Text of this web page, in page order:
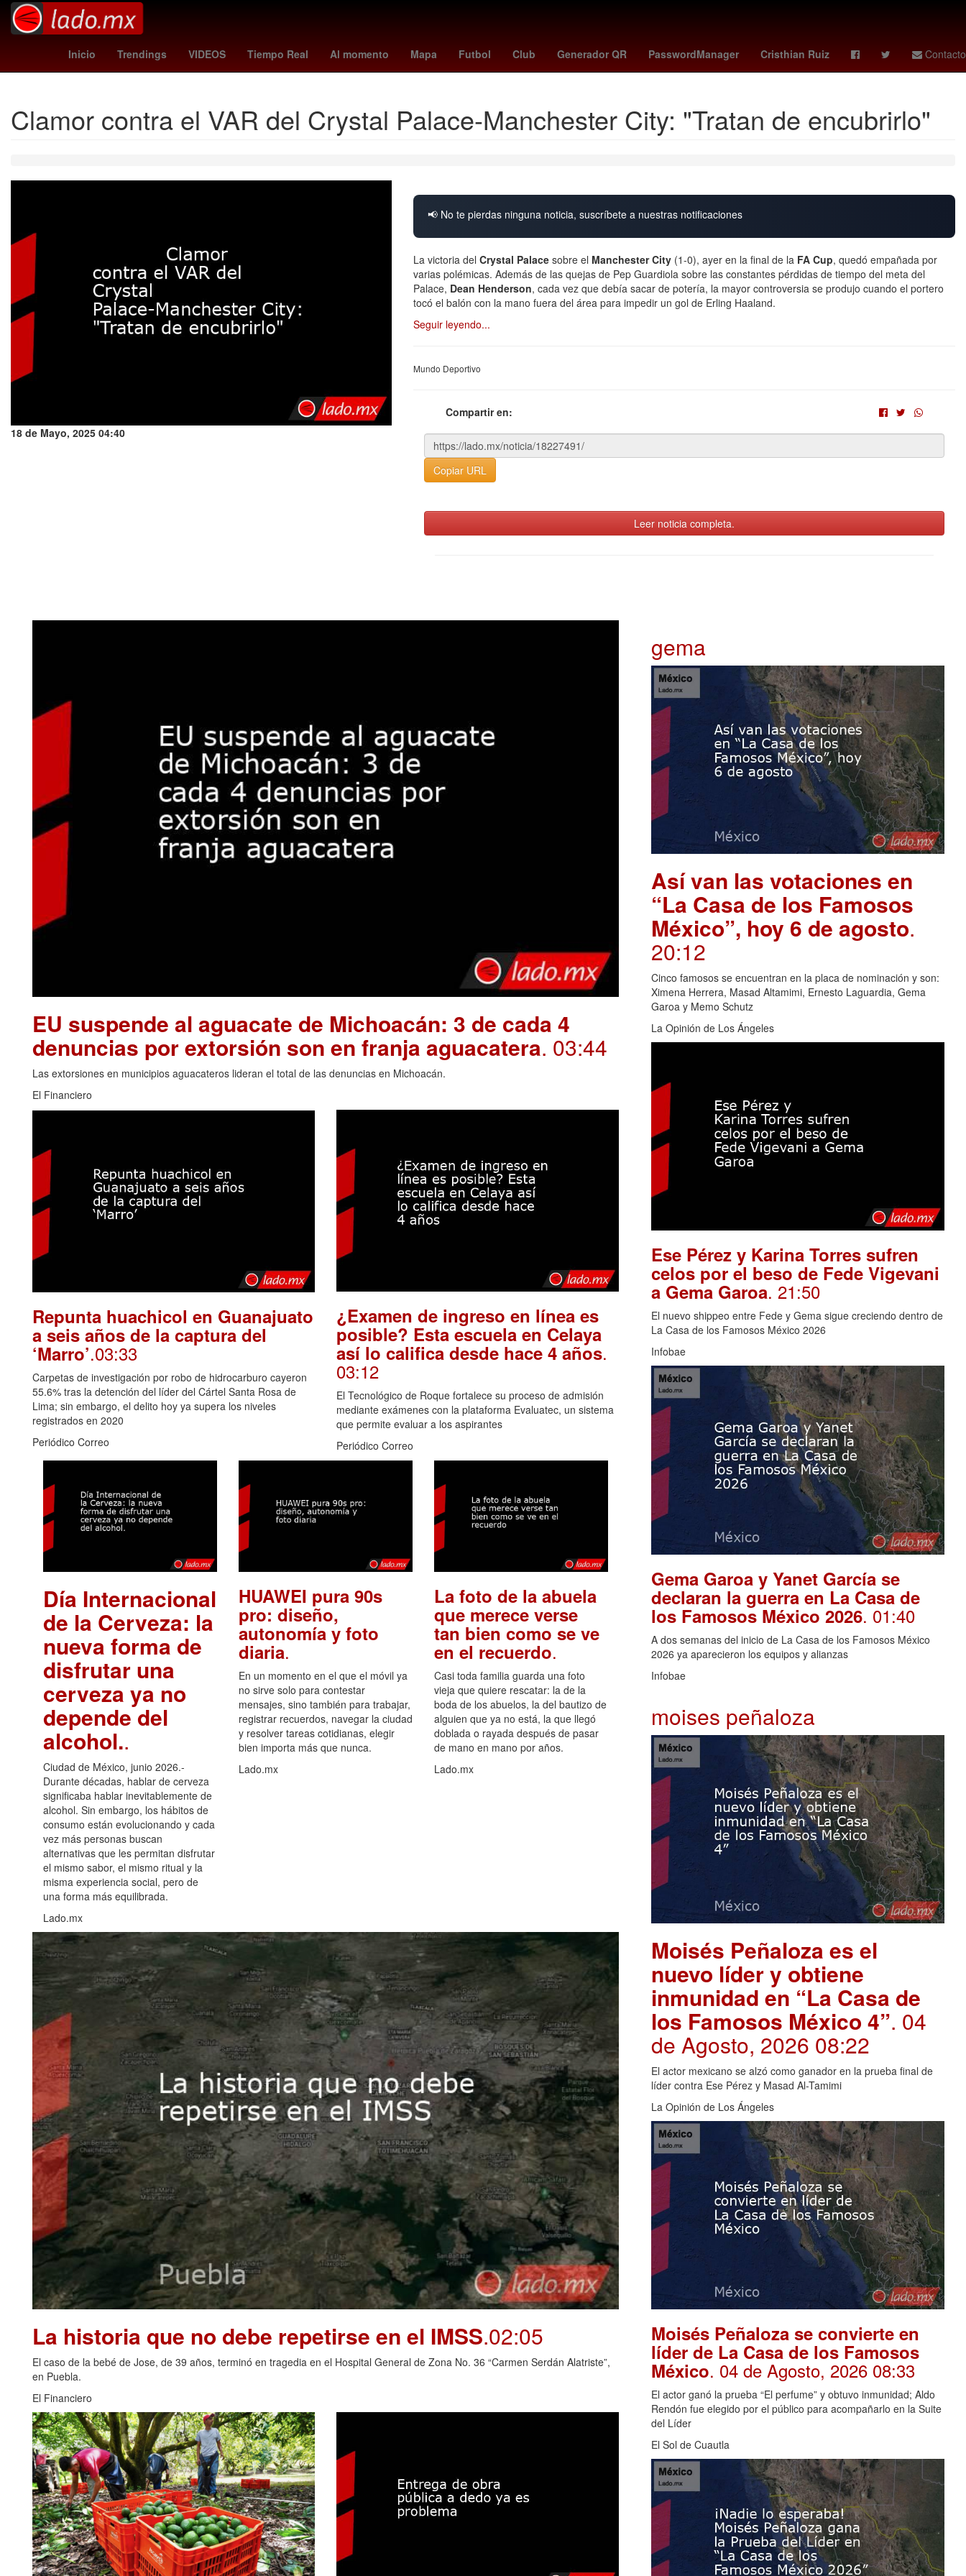
Inicio Trendings VIDEOS Tiempo Real Al momento Mapa Futbol Club Generador QR PasswordManager Cristhian Ruiz Contacto
Santa Catarina alito moreno Marisol González Banda El Recodo Fuegos artificiales Argentina jesús maría tarriba frankenstein memes grito de independencia clima en hermosillo
Clamor contra el VAR del Crystal Palace-Manchester City: "Tratan de encubrirlo"
18 de Mayo, 2025 04:40
📢 No te pierdas ninguna noticia, suscríbete a nuestras notificaciones
La victoria del Crystal Palace sobre el Manchester City (1-0), ayer en la final de la FA Cup, quedó empañada por
varias polémicas. Además de las quejas de Pep Guardiola sobre las constantes pérdidas de tiempo del meta del
Palace, Dean Henderson, cada vez que debía sacar de potería, la mayor controversia se produjo cuando el portero
tocó el balón con la mano fuera del área para impedir un gol de Erling Haaland.
Seguir leyendo...
Mundo Deportivo
Compartir en:
Copiar URL
Leer noticia completa.
EU suspende al aguacate de Michoacán: 3 de cada 4
denuncias por extorsión son en franja aguacatera. 03:44
Las extorsiones en municipios aguacateros lideran el total de las denuncias en Michoacán.
El Financiero
Repunta huachicol en Guanajuato
a seis años de la captura del
‘Marro’.03:33
Carpetas de investigación por robo de hidrocarburo cayeron
55.6% tras la detención del líder del Cártel Santa Rosa de
Lima; sin embargo, el delito hoy ya supera los niveles
registrados en 2020
Periódico Correo
¿Examen de ingreso en línea es
posible? Esta escuela en Celaya
así lo califica desde hace 4 años.
03:12
El Tecnológico de Roque fortalece su proceso de admisión
mediante exámenes con la plataforma Evaluatec, un sistema
que permite evaluar a los aspirantes
Periódico Correo
Día Internacional
de la Cerveza: la
nueva forma de
disfrutar una
cerveza ya no
depende del
alcohol..
Ciudad de México, junio 2026.-
Durante décadas, hablar de cerveza
significaba hablar inevitablemente de
alcohol. Sin embargo, los hábitos de
consumo están evolucionando y cada
vez más personas buscan
alternativas que les permitan disfrutar
el mismo sabor, el mismo ritual y la
misma experiencia social, pero de
una forma más equilibrada.
Lado.mx
HUAWEI pura 90s
pro: diseño,
autonomía y foto
diaria.
En un momento en el que el móvil ya
no sirve solo para contestar
mensajes, sino también para trabajar,
registrar recuerdos, navegar la ciudad
y resolver tareas cotidianas, elegir
bien importa más que nunca.
Lado.mx
La foto de la abuela
que merece verse
tan bien como se ve
en el recuerdo.
Casi toda familia guarda una foto
vieja que quiere rescatar: la de la
boda de los abuelos, la del bautizo de
alguien que ya no está, la que llegó
doblada o rayada después de pasar
de mano en mano por años.
Lado.mx
La historia que no debe repetirse en el IMSS.02:05
El caso de la bebé de Jose, de 39 años, terminó en tragedia en el Hospital General de Zona No. 36 “Carmen Serdán Alatriste”,
en Puebla.
El Financiero
gema
Así van las votaciones en
“La Casa de los Famosos
México”, hoy 6 de agosto.
20:12
Cinco famosos se encuentran en la placa de nominación y son:
Ximena Herrera, Masad Altamimi, Ernesto Laguardia, Gema
Garoa y Memo Schutz
La Opinión de Los Ángeles
Ese Pérez y Karina Torres sufren
celos por el beso de Fede Vigevani
a Gema Garoa. 21:50
El nuevo shippeo entre Fede y Gema sigue creciendo dentro de
La Casa de los Famosos México 2026
Infobae
Gema Garoa y Yanet García se
declaran la guerra en La Casa de
los Famosos México 2026. 01:40
A dos semanas del inicio de La Casa de los Famosos México
2026 ya aparecieron los equipos y alianzas
Infobae
moises peñaloza
Moisés Peñaloza es el
nuevo líder y obtiene
inmunidad en “La Casa de
los Famosos México 4”. 04
de Agosto, 2026 08:22
El actor mexicano se alzó como ganador en la prueba final de
líder contra Ese Pérez y Masad Al-Tamimi
La Opinión de Los Ángeles
Moisés Peñaloza se convierte en
líder de La Casa de los Famosos
México. 04 de Agosto, 2026 08:33
El actor ganó la prueba “El perfume” y obtuvo inmunidad; Aldo
Rendón fue elegido por el público para acompañarlo en la Suite
del Líder
El Sol de Cuautla